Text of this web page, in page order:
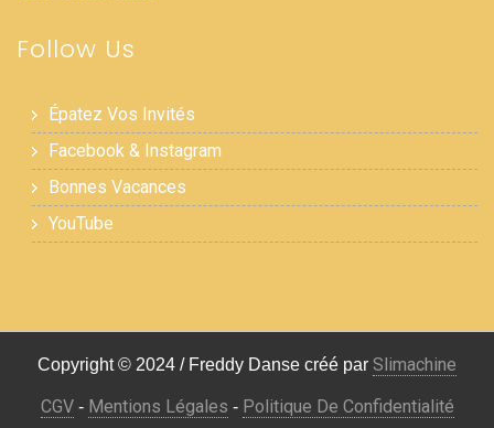
Follow Us
Épatez Vos Invités
Facebook & Instagram
Bonnes Vacances
YouTube
Copyright © 2024 / Freddy Danse créé par Slimachine
CGV- Mentions Légales - Politique De Confidentialité